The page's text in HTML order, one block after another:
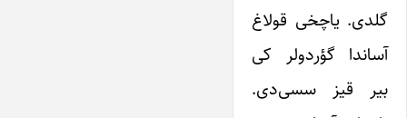
گلدی. یاچخی قولاغ
آساندا گؤردولر کی
بیر قیز سسی‌دی.